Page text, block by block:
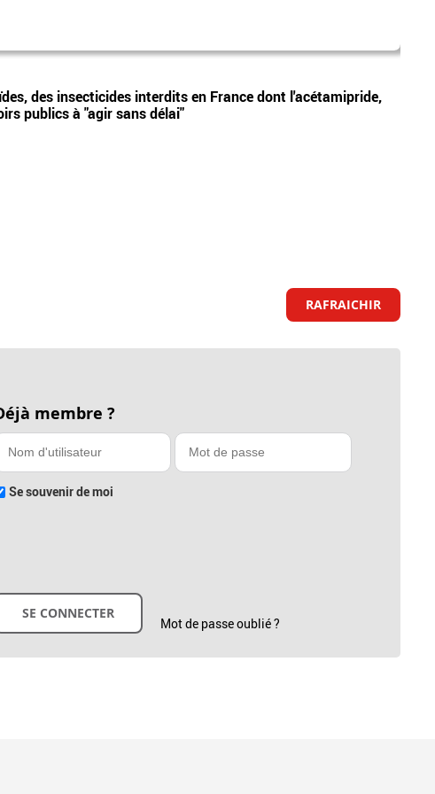
des insecticides interdits en France dont l'acétamipride,
publics à "agir sans délai"
RAFRAICHIR
membre ?
Se souvenir de moi
Mot de passe oublié ?